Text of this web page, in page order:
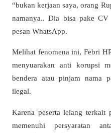
“bukan kerjaan saya, orang
namanya.. Dia bisa pake
pesan WhatsApp.
Melihat fenomena ini, Febri
menyuarakan anti korupsi
bendera atau pinjam nama
ilegal.
Karena peserta lelang terkait
memenuhi persyaratan